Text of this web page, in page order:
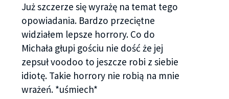
Już szczerze się wyrażę na temat tego
opowiadania. Bardzo przeciętne
widziałem lepsze horrory. Co do
Michała głupi gościu nie dość że jej
zepsuł voodoo to jeszcze robi z siebie
idiotę. Takie horrory nie robią na mnie
wrażeń. *uśmiech*